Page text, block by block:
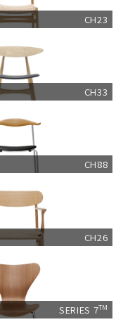
CH23
CH33
CH88
CH26
SERIES 7TM